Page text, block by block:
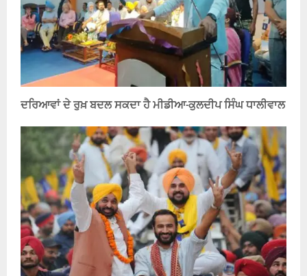
ਦਰਿਆਵਾਂ ਦੇ ਰੁਖ਼ ਬਦਲ ਸਕਦਾ ਹੈ ਮੀਡੀਆ-ਕੁਲਦੀਪ ਸਿੰਘ ਧਾਲੀਵਾਲ